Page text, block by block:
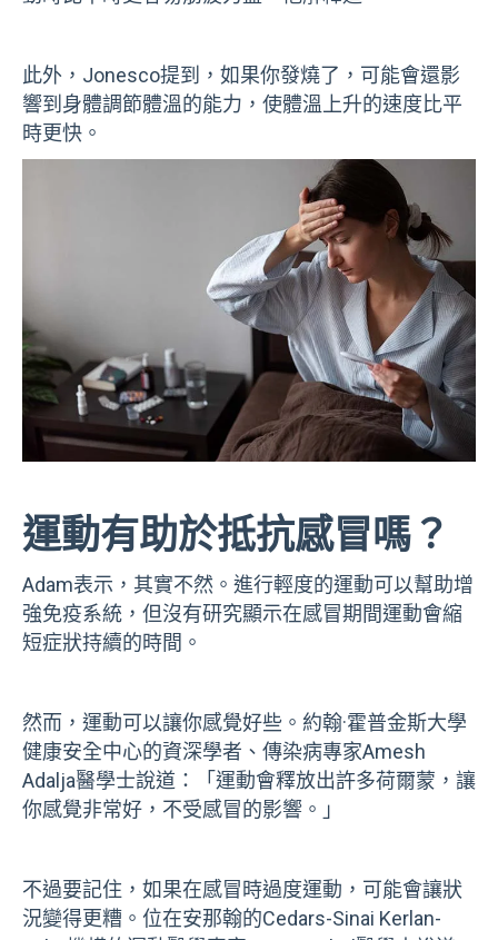
此外，Jonesco提到，如果你發燒了，可能會還影
響到身體調節體溫的能力，使體溫上升的速度比平
時更快。
運動有助於抵抗感冒嗎？
Adam表示，其實不然。進行輕度的運動可以幫助增
強免疫系統，但沒有研究顯示在感冒期間運動會縮
短症狀持續的時間。
然而，運動可以讓你感覺好些。約翰·霍普金斯大學
健康安全中心的資深學者、傳染病專家Amesh
Adalja醫學士說道：「運動會釋放出許多荷爾蒙，讓
你感覺非常好，不受感冒的影響。」
不過要記住，如果在感冒時過度運動，可能會讓狀
況變得更糟。位在安那翰的Cedars-Sinai Kerlan-